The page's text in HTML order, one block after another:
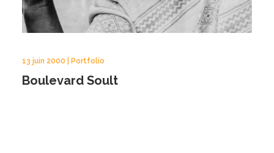
13 juin 2000 | Portfolio
Boulevard Soult